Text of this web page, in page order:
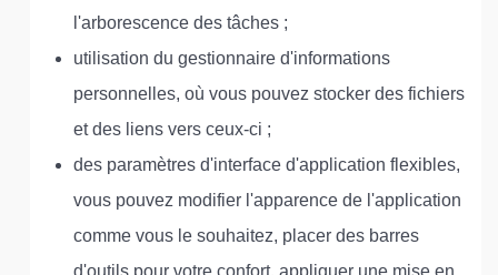
l'arborescence des tâches ;
utilisation du gestionnaire d'informations
personnelles, où vous pouvez stocker des fichiers
et des liens vers ceux-ci ;
des paramètres d'interface d'application flexibles,
vous pouvez modifier l'apparence de l'application
comme vous le souhaitez, placer des barres
d'outils pour votre confort, appliquer une mise en